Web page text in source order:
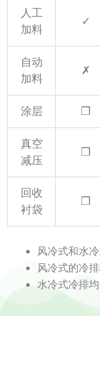
人工
加料
✓
自动
加料
✗
涂层 ❐
真空
减压
❐
回收
衬袋
❐
风冷式和水
风冷式的冷
水冷式冷排